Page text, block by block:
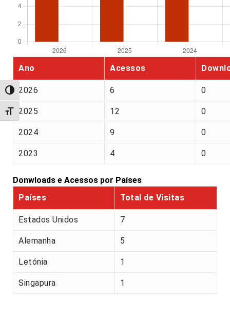
Alternar alto contraste
Alternar tamanho da fonte
Ano Acessos
2026 6 0
2025 12 0
2024 9 0
2023 4 0
Donwloads e Acessos por Países
Países
Total de Visitas
Estados Unidos 7
Alemanha 5
Letónia 1
Singapura 1